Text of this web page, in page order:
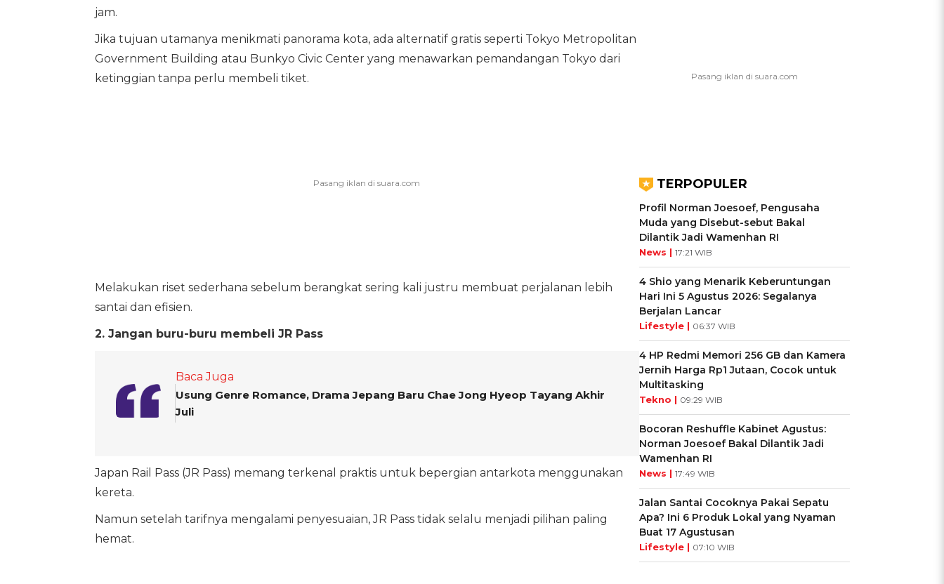
jam.
Jika tujuan utamanya menikmati panorama kota, ada alternatif gratis seperti Tokyo Metropolitan
Government Building atau Bunkyo Civic Center yang menawarkan pemandangan Tokyo dari
ketinggian tanpa perlu membeli tiket.
Melakukan riset sederhana sebelum berangkat sering kali justru membuat perjalanan lebih
santai dan efisien.
2. Jangan buru-buru membeli JR Pass
Baca Juga
Usung Genre Romance, Drama Jepang Baru Chae Jong Hyeop Tayang Akhir
Juli
Japan Rail Pass (JR Pass) memang terkenal praktis untuk bepergian antarkota menggunakan
kereta.
Namun setelah tarifnya mengalami penyesuaian, JR Pass tidak selalu menjadi pilihan paling
hemat.
TERPOPULER
Profil Norman Joesoef, Pengusaha
Muda yang Disebut-sebut Bakal
Dilantik Jadi Wamenhan RI
News | 17:21 WIB
4 Shio yang Menarik Keberuntungan
Hari Ini 5 Agustus 2026: Segalanya
Berjalan Lancar
Lifestyle | 06:37 WIB
4 HP Redmi Memori 256 GB dan Kamera
Jernih Harga Rp1 Jutaan, Cocok untuk
Multitasking
Tekno | 09:29 WIB
Bocoran Reshuffle Kabinet Agustus:
Norman Joesoef Bakal Dilantik Jadi
Wamenhan RI
News | 17:49 WIB
Jalan Santai Cocoknya Pakai Sepatu
Apa? Ini 6 Produk Lokal yang Nyaman
Buat 17 Agustusan
Lifestyle | 07:10 WIB